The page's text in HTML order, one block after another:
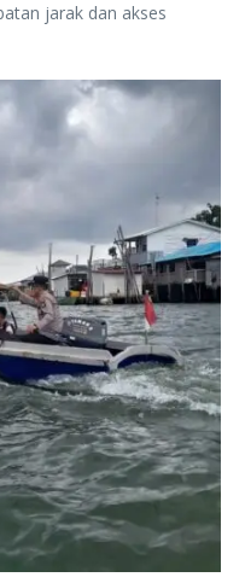
jarak dan akses